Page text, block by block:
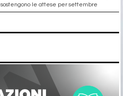
sostengono le attese per settembre